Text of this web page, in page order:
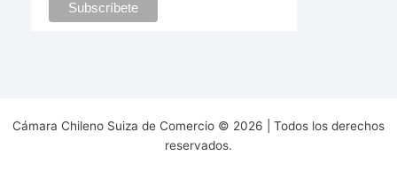
Cámara Chileno Suiza de Comercio © 2026 | Todos los derechos
reservados.